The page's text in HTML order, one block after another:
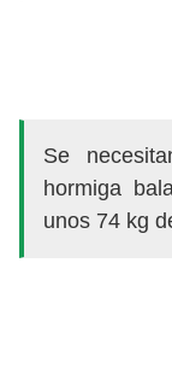
Se
hormiga
unos 74 kg